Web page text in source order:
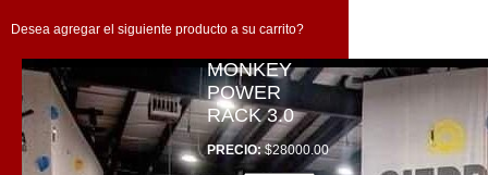
Desea agregar el siguiente producto a su carrito?
MONKEY
POWER
RACK 3.0
PRECIO:$28000.00